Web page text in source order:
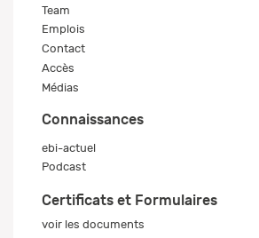
Team
Emplois
Contact
Accès
Médias
Connaissances
ebi-actuel
Podcast
Certificats et Formulaires
voir les documents